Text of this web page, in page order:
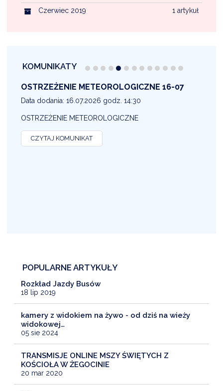
1 artykuł
Czerwiec 2019
KOMUNIKATY
OSTRZEŻENIE METEOROLOGICZNE 16-07
Data dodania: 16.07.2026 godz. 14:30
OSTRZEŻENIE METEOROLOGICZNE
CZYTAJ KOMUNIKAT
POPULARNE ARTYKUŁY
Rozkład Jazdy Busów
18 lip 2019
kamery z widokiem na żywo - od dziś na wieży
widokowej…
05 sie 2024
TRANSMISJE ONLINE MSZY ŚWIĘTYCH Z
KOŚCIOŁA W ŻEGOCINIE
20 mar 2020